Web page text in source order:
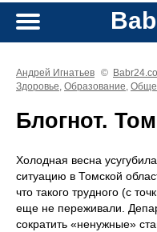
Андрей Игнатьев ©
Здоровье, Образование,
Блогнот.
Холодная весна
ситуацию в Томской
что такого трудного (с
еще не переживали.
сократить «ненужные»